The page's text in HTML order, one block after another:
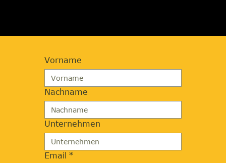
Vorname
Nachname
Unternehmen
Email *